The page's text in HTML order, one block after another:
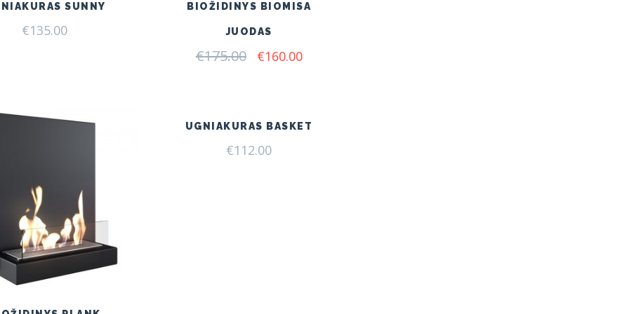
SUNNY
€135.00
BIOŽIDINYS BIOMISA
JUODAS
€175.00 Original
€160.00Current
UGNIAKURAS BASKET
€112.00